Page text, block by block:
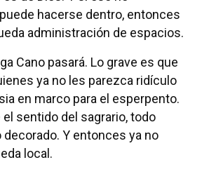
hacerse dentro, entonces
administración de espacios.
Cano pasará. Lo grave es que
ya no les parezca ridículo
en marco para el esperpento.
sentido del sagrario, todo
decorado. Y entonces ya no
local.